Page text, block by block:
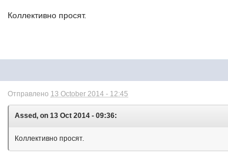
Коллективно просят.
Отправлено 13 October 2014 - 12:45
Assed, on 13 Oct 2014 - 09:36:
Коллективно просят.